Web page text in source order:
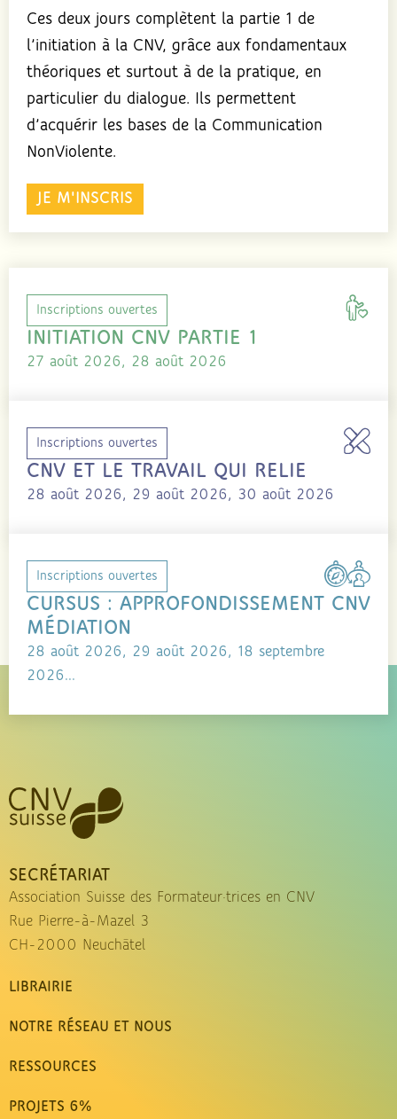
Ces deux jours complètent la partie 1 de
l’initiation à la CNV, grâce aux fondamentaux
théoriques et surtout à de la pratique, en
particulier du dialogue. Ils permettent
d’acquérir les bases de la Communication
NonViolente.
JE M'INSCRIS
Inscriptions ouvertes
INITIATION CNV PARTIE 1
27 août 2026, 28 août 2026
Inscriptions ouvertes
CNV ET LE TRAVAIL QUI RELIE
28 août 2026, 29 août 2026, 30 août 2026
Inscriptions ouvertes
CURSUS : APPROFONDISSEMENT CNV
MÉDIATION
28 août 2026, 29 août 2026, 18 septembre
2026...
SECRÉTARIAT
Association Suisse des Formateur·trices en CNV
Rue Pierre-à-Mazel 3
CH-2000 Neuchâtel
LIBRAIRIE
NOTRE RÉSEAU ET NOUS
RESSOURCES
PROJETS 6%